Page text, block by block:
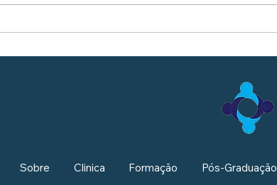
Sobre Clinica Formação Pós-Graduação